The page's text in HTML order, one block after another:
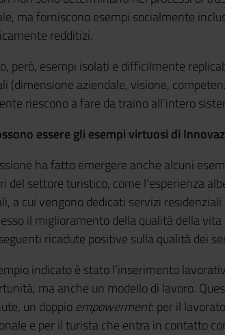
ma forniscono esempi socialmente
redditizi.
però, esempi isolati e difficilmente
(dimensione aziendale, visione,
riescono a fare da traino all’intero
essere gli esempi virtuosi di
ha fatto emergere anche alcuni
del settore turistico, come l’esperienza
a cui vengono dedicati servizi
il miglioramento della qualità della
ricadute positive sulla qualità dei
indicato è stato l’inserimento
ma anche un modello di lavoro.
un doppio empowerment: per il
e per il turista che entra in contatto